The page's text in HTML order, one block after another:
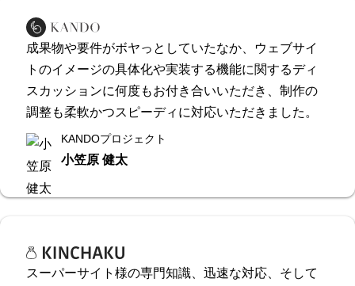
成果物や要件がボヤっとしていたなか、ウェブサイ
トのイメージの具体化や実装する機能に関するディ
スカッションに何度もお付き合いいただき、制作の
調整も柔軟かつスピーディに対応いただきました。
KANDOプロジェクト
小笠原 健太
スーパーサイト様の専門知識、迅速な対応、そして